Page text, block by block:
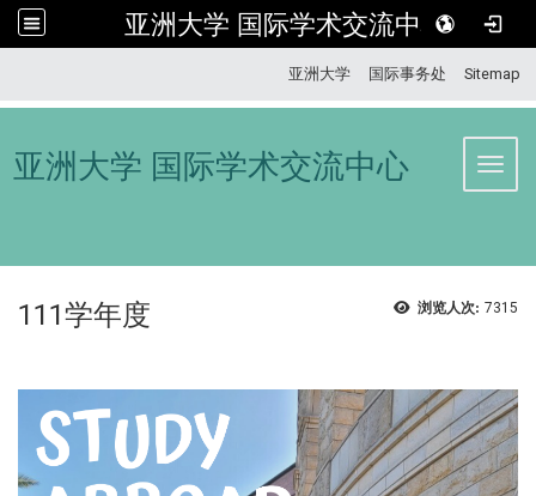
亚洲大学 国际学术交流中心
亚洲大学 国际事务处 Sitemap
亚洲大学 国际学术交流中心
浏览人次: 7315
111学年度